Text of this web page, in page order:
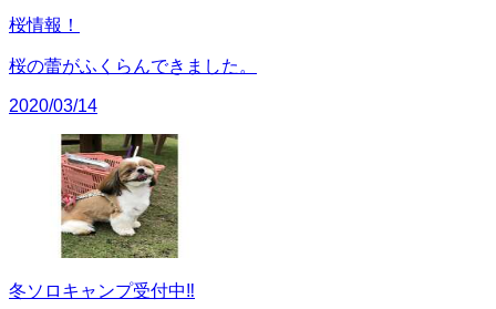
桜情報！
桜の蕾がふくらんできました。
2020/03/14
冬ソロキャンプ受付中‼